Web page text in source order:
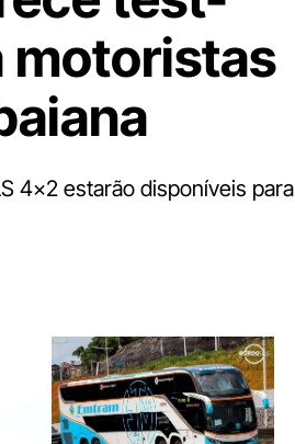
motoristas
4x2 estarão disponíveis para
Digite
aqui
o
seu
e-